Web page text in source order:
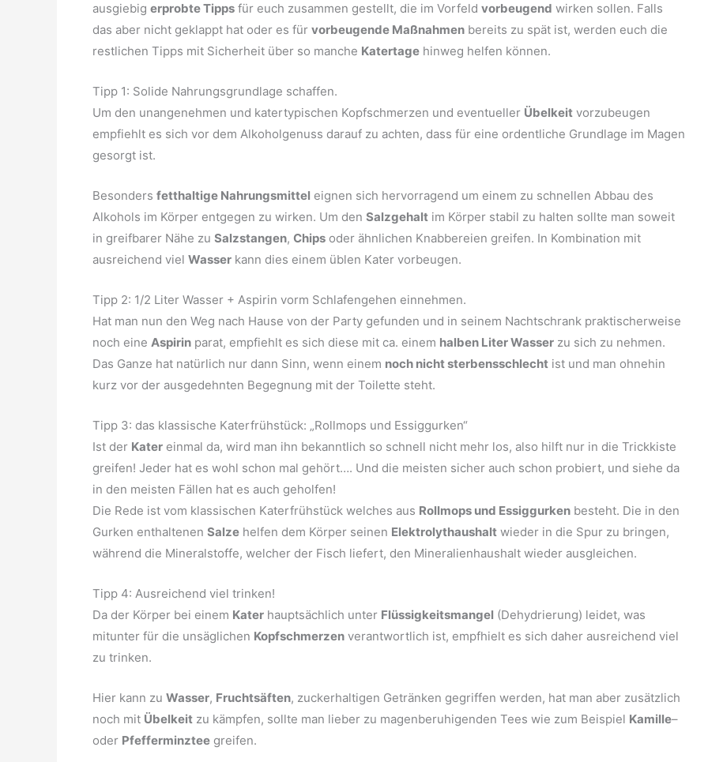
ausgiebig erprobte Tipps für euch zusammen gestellt, die im Vorfeld vorbeugend wirken sollen. Falls
das aber nicht geklappt hat oder es für vorbeugende Maßnahmen bereits zu spät ist, werden euch die
restlichen Tipps mit Sicherheit über so manche Katertage hinweg helfen können.
Tipp 1: Solide Nahrungsgrundlage schaffen.
Um den unangenehmen und katertypischen Kopfschmerzen und eventueller Übelkeit vorzubeugen
empfiehlt es sich vor dem Alkoholgenuss darauf zu achten, dass für eine ordentliche Grundlage im Magen
gesorgt ist.
Besonders fetthaltige Nahrungsmittel eignen sich hervorragend um einem zu schnellen Abbau des
Alkohols im Körper entgegen zu wirken. Um den Salzgehalt im Körper stabil zu halten sollte man soweit
in greifbarer Nähe zu Salzstangen, Chips oder ähnlichen Knabbereien greifen. In Kombination mit
ausreichend viel Wasser kann dies einem üblen Kater vorbeugen.
Tipp 2: 1/2 Liter Wasser + Aspirin vorm Schlafengehen einnehmen.
Hat man nun den Weg nach Hause von der Party gefunden und in seinem Nachtschrank praktischerweise
noch eine Aspirin parat, empfiehlt es sich diese mit ca. einem halben Liter Wasser zu sich zu nehmen.
Das Ganze hat natürlich nur dann Sinn, wenn einem noch nicht sterbensschlecht ist und man ohnehin
kurz vor der ausgedehnten Begegnung mit der Toilette steht.
Tipp 3: das klassische Katerfrühstück: „Rollmops und Essiggurken“
Ist der Kater einmal da, wird man ihn bekanntlich so schnell nicht mehr los, also hilft nur in die Trickkiste
greifen! Jeder hat es wohl schon mal gehört…. Und die meisten sicher auch schon probiert, und siehe da
in den meisten Fällen hat es auch geholfen!
Die Rede ist vom klassischen Katerfrühstück welches aus Rollmops und Essiggurken besteht. Die in den
Gurken enthaltenen Salze helfen dem Körper seinen Elektrolythaushalt wieder in die Spur zu bringen,
während die Mineralstoffe, welcher der Fisch liefert, den Mineralienhaushalt wieder ausgleichen.
Tipp 4: Ausreichend viel trinken!
Da der Körper bei einem Kater hauptsächlich unter Flüssigkeitsmangel (Dehydrierung) leidet, was
mitunter für die unsäglichen Kopfschmerzen verantwortlich ist, empfhielt es sich daher ausreichend viel
zu trinken.
Hier kann zu Wasser, Fruchtsäften, zuckerhaltigen Getränken gegriffen werden, hat man aber zusätzlich
noch mit Übelkeit zu kämpfen, sollte man lieber zu magenberuhigenden Tees wie zum Beispiel Kamille–
oder Pfefferminztee greifen.